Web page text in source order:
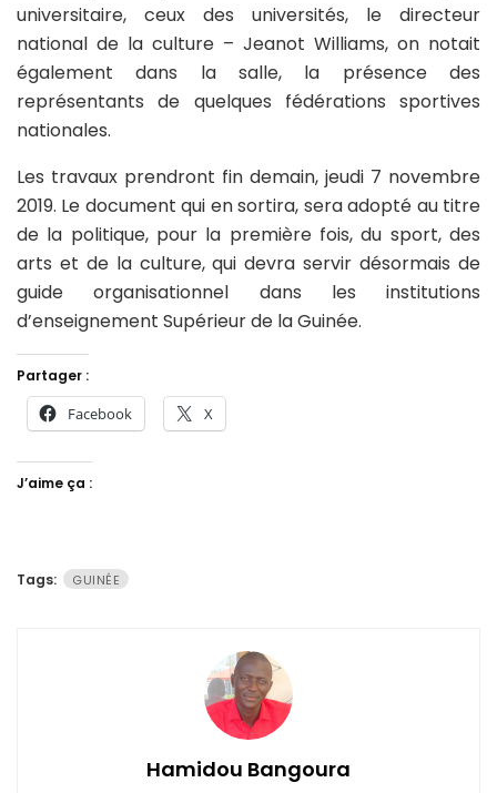
universitaire, ceux des universités, le directeur
national de la culture – Jeanot Williams, on notait
également dans la salle, la présence des
représentants de quelques fédérations sportives
nationales.
Les travaux prendront fin demain, jeudi 7 novembre
2019. Le document qui en sortira, sera adopté au titre
de la politique, pour la première fois, du sport, des
arts et de la culture, qui devra servir désormais de
guide organisationnel dans les institutions
d’enseignement Supérieur de la Guinée.
Partager :
Facebook X
J’aime ça :
Tags: GUINÉE
Hamidou Bangoura